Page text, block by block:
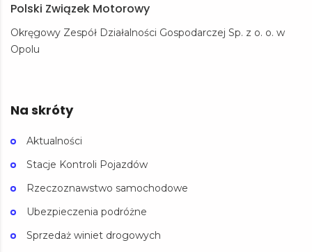
Polski Związek Motorowy
Okręgowy Zespół Działalności Gospodarczej Sp. z o. o. w
Opolu
Na skróty
Aktualności
Stacje Kontroli Pojazdów
Rzeczoznawstwo samochodowe
Ubezpieczenia podróżne
Sprzedaż winiet drogowych